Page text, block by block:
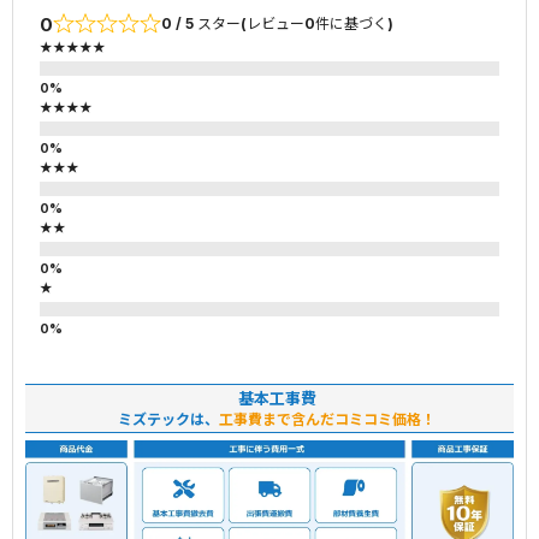
0 0 / 5 スター(レビュー0件に基づく)
★★★★★
★★★★
★★★
★★
★
基本工事費
ミズテックは、 工事費まで含んだコミコミ価格！